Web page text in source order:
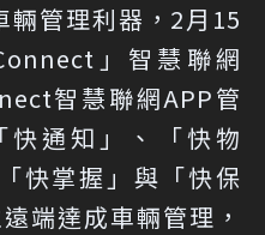
輛管理利器，2月15
」智慧聯網
智慧聯網APP管
通知」、「快物
快掌握」與「快保
端達成車輛管理，